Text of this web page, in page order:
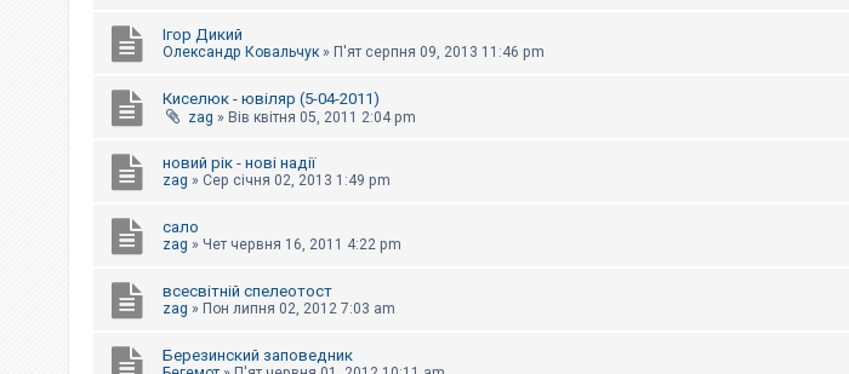
Ігор Дикий
Олександр Ковальчук » П'ят серпня 09, 2013 11:46 pm
Киселюк - ювіляр (5-04-2011)
zag » Вів квітня 05, 2011 2:04 pm
новий рік - нові надії
zag » Сер січня 02, 2013 1:49 pm
сало
zag » Чет червня 16, 2011 4:22 pm
всесвітній спелеотост
zag » Пон липня 02, 2012 7:03 am
Березинский заповедник